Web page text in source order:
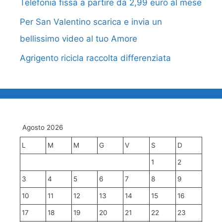
Telefonia fissa a partire da 2,99 euro al mese
Per San Valentino scarica e invia un
bellissimo video al tuo Amore
Agrigento ricicla raccolta differenziata
Agosto 2026
L M M G V S D
1 2
3 4 5 6 7 8 9
10 11 12 13 14 15 16
17 18 19 20 21 22 23